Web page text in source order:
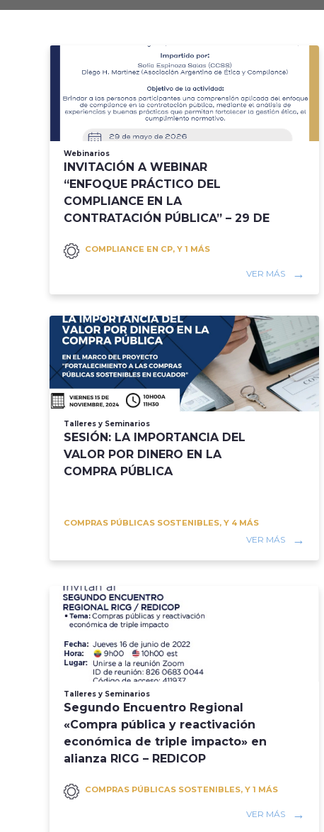
Webinarios
INVITACIÓN A WEBINAR
“ENFOQUE PRÁCTICO DEL
COMPLIANCE EN LA
CONTRATACIÓN PÚBLICA” – 29 DE
COMPLIANCE EN CP, Y 1 MÁS
VER MÁS
Talleres y Seminarios
SESIÓN: LA IMPORTANCIA DEL
VALOR POR DINERO EN LA
COMPRA PÚBLICA
COMPRAS PÚBLICAS SOSTENIBLES, Y 4 MÁS
VER MÁS
Talleres y Seminarios
Segundo Encuentro Regional
«Compra pública y reactivación
económica de triple impacto» en
alianza RICG – REDICOP
COMPRAS PÚBLICAS SOSTENIBLES, Y 1 MÁS
VER MÁS